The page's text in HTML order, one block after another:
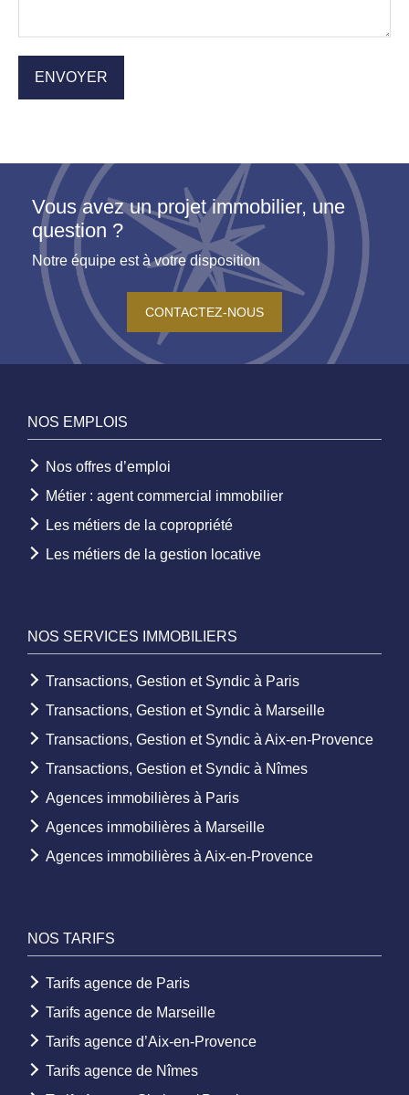
Vous avez un projet immobilier, une
question ?
Notre équipe est à votre disposition
CONTACTEZ-NOUS
NOS EMPLOIS
Nos offres d’emploi
Métier : agent commercial immobilier
Les métiers de la copropriété
Les métiers de la gestion locative
NOS SERVICES IMMOBILIERS
Transactions, Gestion et Syndic à Paris
Transactions, Gestion et Syndic à Marseille
Transactions, Gestion et Syndic à Aix-en-Provence
Transactions, Gestion et Syndic à Nîmes
Agences immobilières à Paris
Agences immobilières à Marseille
Agences immobilières à Aix-en-Provence
NOS TARIFS
Tarifs agence de Paris
Tarifs agence de Marseille
Tarifs agence d’Aix-en-Provence
Tarifs agence de Nîmes